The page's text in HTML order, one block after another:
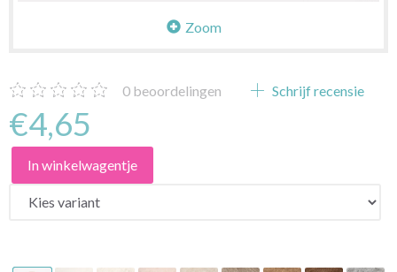
Zoom
0 beoordelingen Schrijf recensie
€4,65
In winkelwagentje